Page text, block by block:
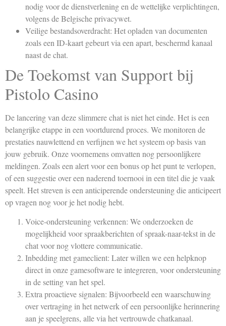
nodig voor de dienstverlening en de wettelijke verplichtingen,
volgens de Belgische privacywet.
Veilige bestandsoverdracht: Het opladen van documenten
zoals een ID-kaart gebeurt via een apart, beschermd kanaal
naast de chat.
De Toekomst van Support bij
Pistolo Casino
De lancering van deze slimmere chat is niet het einde. Het is een
belangrijke etappe in een voortdurend proces. We monitoren de
prestaties nauwlettend en verfijnen we het systeem op basis van
jouw gebruik. Onze voornemens omvatten nog persoonlijkere
meldingen. Zoals een alert voor een bonus op het punt te verlopen,
of een suggestie over een naderend toernooi in een titel die je vaak
speelt. Het streven is een anticiperende ondersteuning die anticipeert
op vragen nog voor je het nodig hebt.
Voice-ondersteuning verkennen: We onderzoeken de
mogelijkheid voor spraakberichten of spraak-naar-tekst in de
chat voor nog vlottere communicatie.
Inbedding met gameclient: Later willen we een helpknop
direct in onze gamesoftware te integreren, voor ondersteuning
in de setting van het spel.
Extra proactieve signalen: Bijvoorbeeld een waarschuwing
over vertraging in het netwerk of een persoonlijke herinnering
aan je speelgrens, alle via het vertrouwde chatkanaal.